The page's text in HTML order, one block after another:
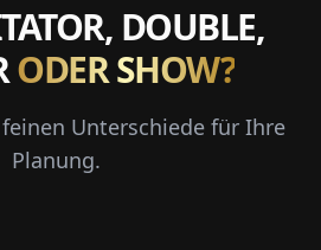
DOUBLE,
ODER SHOW?
Unterschiede für Ihre
Planung.